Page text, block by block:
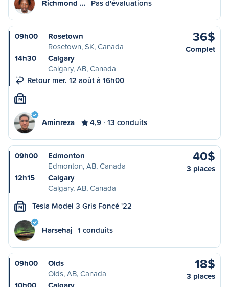
Richmond … Pas d'évaluations
09h00
Rosetown
Rosetown, SK, Canada
14h30
Calgary
Calgary, AB, Canada
Retour mer. 12 août à 16h00
36$
Complet
M
Aminreza 4,9 13 conduits
09h00
Edmonton
Edmonton, AB, Canada
12h15
Calgary
Calgary, AB, Canada
40$
3 places
M Tesla Model 3 Gris Foncé '22
Harsehaj 1 conduits
09h00
Olds
Olds, AB, Canada
18$
3 places